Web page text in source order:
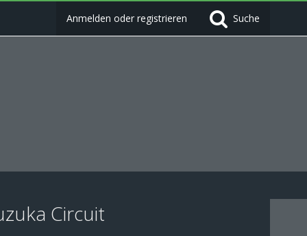
Anmelden oder registrieren Suche
Circuit